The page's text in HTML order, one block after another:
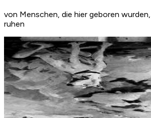
von Menschen, die hier geboren
ruhen